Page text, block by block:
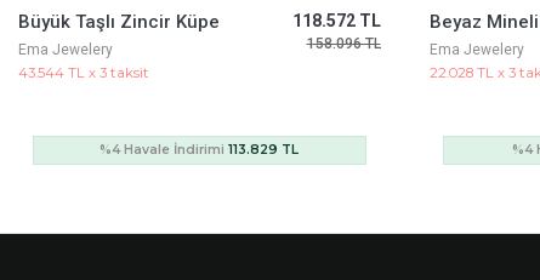
Ema Jewelery
22.028 TL x 3 taksit
59.983 TL
79.978 TL
%4 Havale İndirimi57.584 TL
Ema Jewelery
13.319 TL x 3
%4